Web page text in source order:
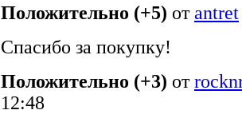
Положительно (+5) отantret
Спасибо за покупку!
Положительно (+3) от
12:48